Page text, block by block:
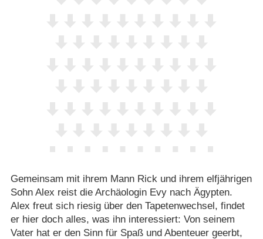
Gemeinsam mit ihrem Mann Rick und ihrem elfjährigen
Sohn Alex reist die Archäologin Evy nach Ägypten.
Alex freut sich riesig über den Tapetenwechsel, findet
er hier doch alles, was ihn interessiert: Von seinem
Vater hat er den Sinn für Spaß und Abenteuer geerbt,